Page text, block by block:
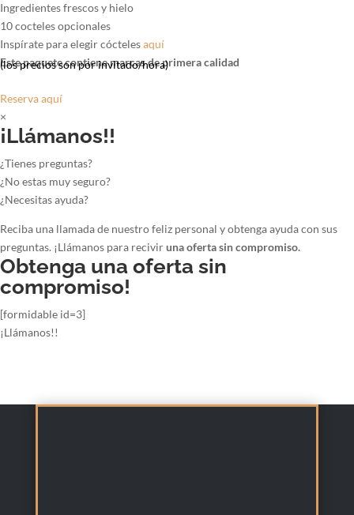
Ingredientes frescos y hielo
10 cocteles opcionales
Inspírate para elegir cóctelesaquí
Este paquete contiene marcas de primera calidad
(los precios son por invitado/hora)
Reserva aquí
×
¡Llámanos!!
¿Tienes preguntas?
¿No estas muy seguro?
¿Necesitas ayuda?
Reciba una llamada de nuestro feliz personal y obtenga ayuda con sus
preguntas. ¡Llámanos para reciviruna oferta sin compromiso.
Obtenga una oferta sin
compromiso!
[formidable id=3]
¡Llámanos!!